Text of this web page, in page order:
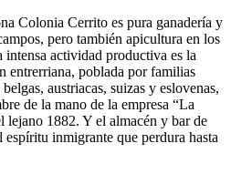
Colonia Cerrito es pura ganadería y
pero también apicultura en los
actividad productiva es la
entrerriana, poblada por familias
austriacas, suizas y eslovenas,
de la mano de la empresa “La
lejano 1882. Y el almacén y bar de
espíritu inmigrante que perdura hasta